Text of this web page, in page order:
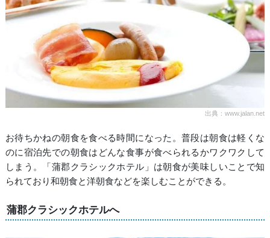
出典：www.jalan.net
お待ちかねの朝食を食べる時間になった。普段は朝食は軽くな
のに宿泊先での朝食はどんな食事が食べられるかワクワクして
しまう。「蒲郡クラシックホテル」は朝食が美味しいことで知
られており和朝食と洋朝食などを楽しむことができる。
蒲郡クラシックホテルへ